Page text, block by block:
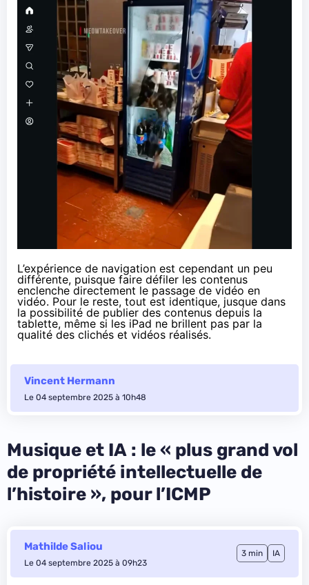
L’expérience de navigation est cependant un peu
différente, puisque faire défiler les contenus
enclenche directement le passage de vidéo en
vidéo. Pour le reste, tout est identique, jusque dans
la possibilité de publier des contenus depuis la
tablette, même si les iPad ne brillent pas par la
qualité des clichés et vidéos réalisés.
Vincent Hermann
Le 04 septembre 2025 à 10h48
Musique et IA : le « plus grand vol
de propriété intellectuelle de
l’histoire », pour l’ICMP
Mathilde Saliou
Le 04 septembre 2025 à 09h23
3 min IA